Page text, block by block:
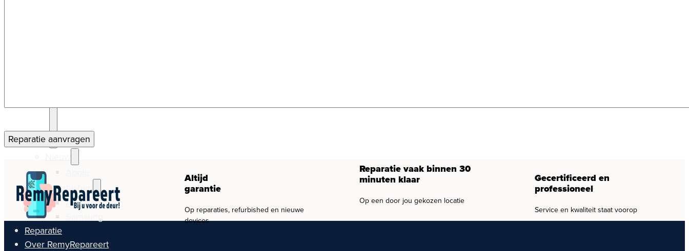
Watch
Refurbished
Apple
Reparatie
Over RemyRepareert
Reparatie aanvragen
Altijd
garantie
Op reparaties, refurbished en nieuwe
devices
Reparatie vaak binnen 30
minuten klaar
Op een door jou gekozen locatie
Gecertificeerd en
professioneel
Service en kwaliteit staat voorop